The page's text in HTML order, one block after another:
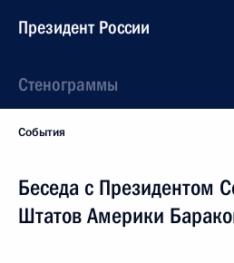
Президент России
Стенограммы
События
Беседа с Президентом
Штатов Америки